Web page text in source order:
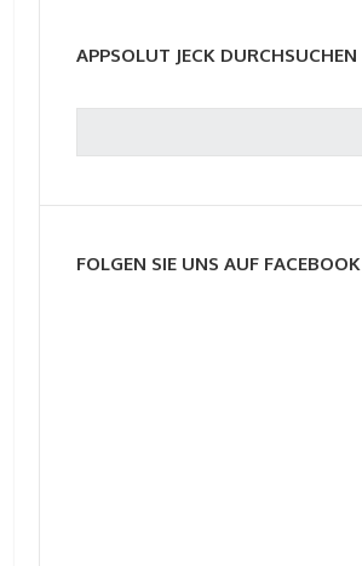
APPSOLUT JECK DURCHSUCHEN
FOLGEN SIE UNS AUF FACEBOOK